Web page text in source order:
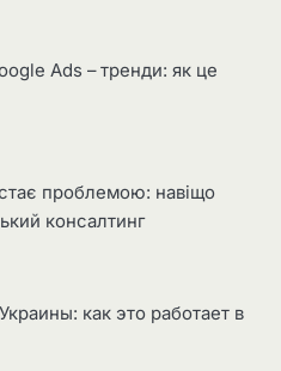
Ads – тренди: як це
проблемою: навіщо
консалтинг
как это работает в